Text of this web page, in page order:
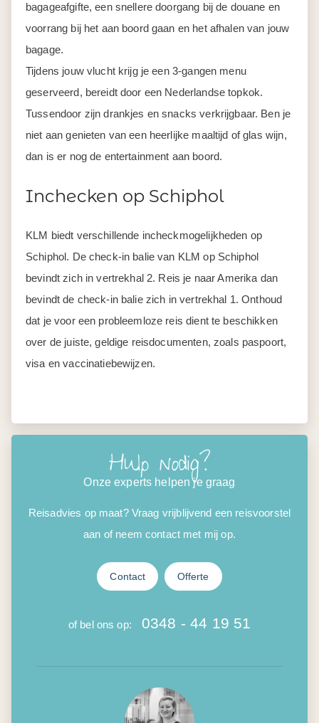
bagageafgifte, een snellere doorgang bij de douane en
voorrang bij het aan boord gaan en het afhalen van jouw
bagage.
Tijdens jouw vlucht krijg je een 3-gangen menu
geserveerd, bereidt door een Nederlandse topkok.
Tussendoor zijn drankjes en snacks verkrijgbaar. Ben je
niet aan genieten van een heerlijke maaltijd of glas wijn,
dan is er nog de entertainment aan boord.
Inchecken op Schiphol
KLM biedt verschillende incheckmogelijkheden op
Schiphol. De check-in balie van KLM op Schiphol
bevindt zich in vertrekhal 2. Reis je naar Amerika dan
bevindt de check-in balie zich in vertrekhal 1. Onthoud
dat je voor een probleemloze reis dient te beschikken
over de juiste, geldige reisdocumenten, zoals paspoort,
visa en vaccinatiebewijzen.
Hulp nodig?
Onze experts helpen je graag
Reisadvies op maat? Vraag vrijblijvend een reisvoorstel
aan of neem contact met mij op.
Contact Offerte
of bel ons op: 0348 - 44 19 51